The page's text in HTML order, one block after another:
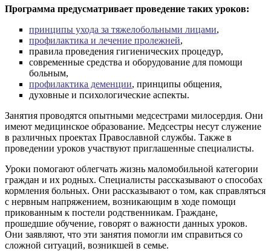
Программа предусматривает проведение таких уроков:
принципы ухода за тяжелобольными лицами,
профилактика и лечение пролежней,
правила проведения гигиенических процедур,
современные средства и оборудование для помощи
больным,
профилактика деменции, принципы общения,
духовные и психологические аспекты.
Занятия проводятся опытными медсестрами милосердия. Они
имеют медицинское образование. Медсестры несут служение
в различных проектах Православной службы. Также в
проведении уроков участвуют приглашенные специалисты.
Уроки помогают облегчать жизнь маломобильной категории
граждан и их родных. Специалисты рассказывают о способах
кормления больных. Они рассказывают о том, как справляться
с нервным напряжением, возникающим в ходе помощи
прикованным к постели родственникам. Граждане,
прошедшие обучение, говорят о важности данных уроков.
Они заявляют, что эти занятия помогли им справиться со
сложной ситуаций, возникшей в семье.